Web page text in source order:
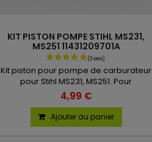
KIT PISTON POMPE STIHL MS231,
MS251 11431209701A
Kit piston pour pompe de carburateur
pour Stihl MS231, MS251. Pour
carburateur C1Q : S295A, S296A.
4,99 €
Ajouter au panier